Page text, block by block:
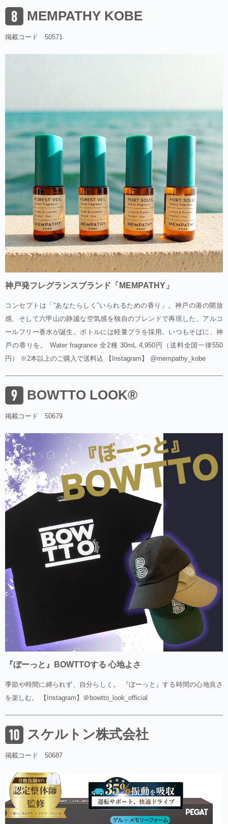
MEMPATHY KOBE
掲載コード 50571
神戸発フレグランスブランド「MEMPATHY」
コンセプトは「“あなたらしく”いられるための香り」。神戸の港の開放
感、そして六甲山の静謐な空気感を独自のブレンドで再現した、アルコ
ールフリー香水が誕生。ボトルには軽量プラを採用。いつもそばに、神
戸の香りを。 Water fragrance 全2種 30mL 4,950円（送料全国一律550
円） ※2本以上のご購入で送料込 【Instagram】 @mempathy_kobe
BOWTTO LOOK®
掲載コード 50679
『ぼーっと』BOWTTOする 心地よさ
季節や時間に縛られず、自分らしく。 『ぼーっと』する時間の心地良さ
を楽しむ。 【Instagram】＠bowtto_look_official
スケルトン株式会社
掲載コード 50687